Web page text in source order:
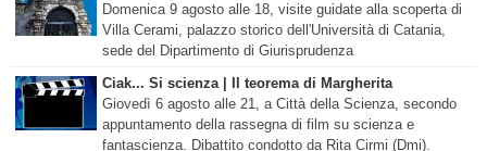
Domenica 9 agosto alle 18, visite guidate alla scoperta di
Villa Cerami, palazzo storico dell'Università di Catania,
sede del Dipartimento di Giurisprudenza
Ciak... Si scienza | Il teorema di Margherita
Giovedì 6 agosto alle 21, a Città della Scienza, secondo
appuntamento della rassegna di film su scienza e
fantascienza. Dibattito condotto da Rita Cirmi (Dmi).